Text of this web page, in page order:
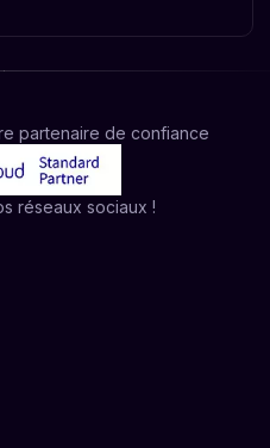
partenaire de confiance
réseaux sociaux !